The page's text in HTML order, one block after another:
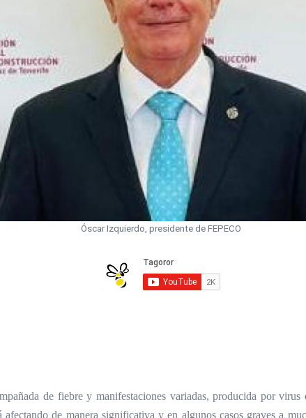
Óscar Izquierdo, presidente de FEPECO
de fiebre y manifestaciones variadas, producida por
de manera significativa y en algunos casos graves a